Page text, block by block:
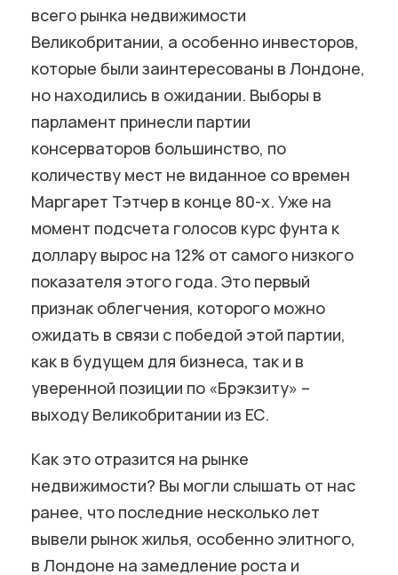
всего рынка недвижимости
Великобритании, а особенно инвесторов,
которые были заинтересованы в Лондоне,
но находились в ожидании. Выборы в
парламент принесли партии
консерваторов большинство, по
количеству мест не виданное со времен
Маргарет Тэтчер в конце 80-х. Уже на
момент подсчета голосов курс фунта к
доллару вырос на 12% от самого низкого
показателя этого года. Это первый
признак облегчения, которого можно
ожидать в связи с победой этой партии,
как в будущем для бизнеса, так и в
уверенной позиции по «Брэкзиту» –
выходу Великобритании из ЕС.
Как это отразится на рынке
недвижимости? Вы могли слышать от нас
ранее, что последние несколько лет
вывели рынок жилья, особенно элитного,
в Лондоне на замедление роста и